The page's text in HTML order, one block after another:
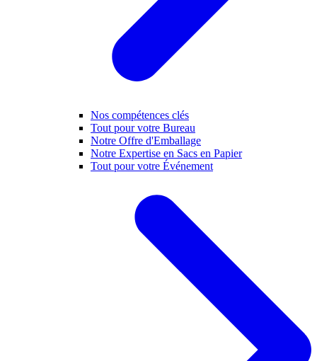
Nos compétences clés
Tout pour votre Bureau
Notre Offre d'Emballage
Notre Expertise en Sacs en Papier
Tout pour votre Événement